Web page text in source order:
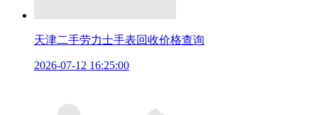
天津二手劳力士手表回收价格查询
2026-07-12 16:25:00